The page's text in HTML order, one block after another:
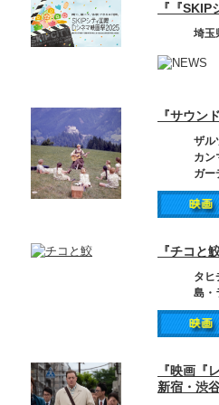
『『
埼玉
『サウン
ザル
カン
ガー
『チコと鮫
タヒ
島・
『映画『
新宿・渋